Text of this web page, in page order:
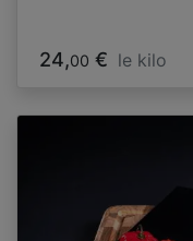
24,00 € le kilo